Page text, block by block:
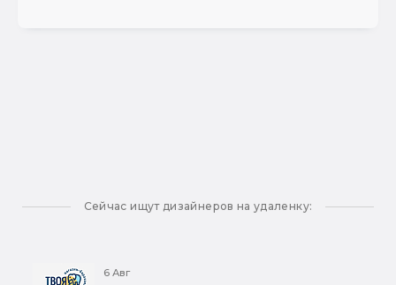
Сейчас ищут дизайнеров на удаленку:
6 Авг